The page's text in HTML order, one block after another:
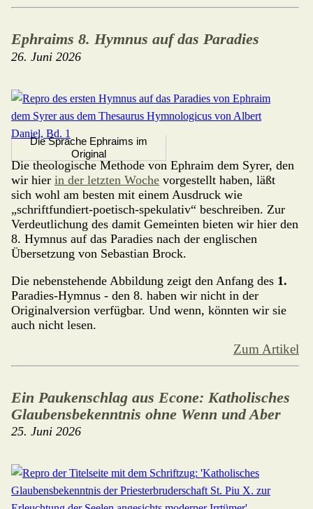
Ephraims 8. Hymnus auf das Paradies
26. Juni 2026
Die Sprache Ephraims im
Original
Die theologische Methode von Ephraim dem Syrer, den
wir hier in der letzten Woche vor­gestellt ha­ben, läßt
sich wohl am besten mit einem Ausdruck wie
„schriftfundiert-poetisch-spekulativ“ beschreiben. Zur
Verdeutlichung des damit Gemeinten bieten wir hier den
8. Hymnus auf das Paradies nach der englischen
Übersetzung von Sebastian Brock.
Die nebenstehende Abbildung zeigt den Anfang des 1.
Paradies-Hymnus - den 8. haben wir nicht in der
Originalversion verfügbar. Und wenn, könnten wir sie
auch nicht lesen.
Zum Artikel
Ein Paukenschlag aus Econe: Katholisches
Glaubensbekenntnis ohne Wenn und Aber
25. Juni 2026